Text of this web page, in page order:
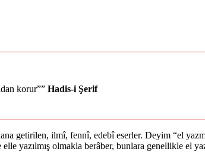
korur”” Hadis-i Şerif
getirilen, ilmî, fennî, edebî eserler. Deyim “el
yazılmış olmakla berâber, bunlara genellikle el